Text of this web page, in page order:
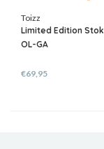
Toizz
Limited Edition
OL-GA
€69,95